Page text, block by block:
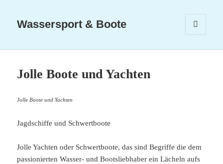
Wassersport & Boote
WIDGETS
Jolle Boote und Yachten
Jolle Boote und Yachten
Jagdschiffe und Schwertboote
Jolle Yachten oder Schwertboote, das sind Begriffe die dem
passionierten Wasser- und Bootsliebhaber ein Lächeln aufs